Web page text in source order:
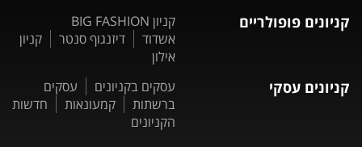
קניונים פופולריים
קניון BIG FASHION
אשדוד
דיזנגוף סנטר
קניון
אילון
קניונים עסקי עסקים בקניונים
עסקים
ברשתות
קמעונאות
חדשות
הקניונים